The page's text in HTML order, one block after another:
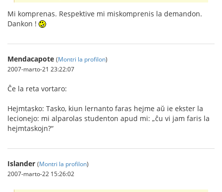
Mi komprenas. Respektive mi miskomprenis la demandon.
Dankon !
Mendacapote (Montri la profilon)
2007-marto-21 23:22:07
Ĉe la reta vortaro:
Hejmtasko: Tasko, kiun lernanto faras hejme aŭ ie ekster la
lecionejo: mi alparolas studenton apud mi: „ĉu vi jam faris la
hejmtaskojn?“
Islander (Montri la profilon)
2007-marto-22 15:26:02